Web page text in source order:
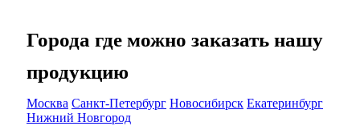
Города где можно заказать нашу
продукцию
Москва Санкт-Петербург Новосибирск Екатеринбург
Нижний Новгород